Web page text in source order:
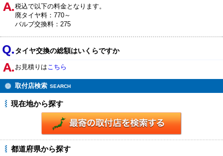
税込で以下の料金となります。
廃タイヤ料：770～
バルブ交換料：275
タイヤ交換の総額はいくらですか
お見積りはこちら
取付店検索 SEARCH
現在地から探す
都道府県から探す